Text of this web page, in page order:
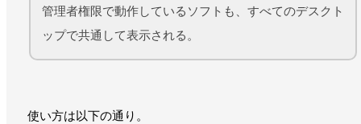
管理者権限で動作しているソフトも、すべてのデスクト
ップで共通して表示される。
使い方は以下の通り。